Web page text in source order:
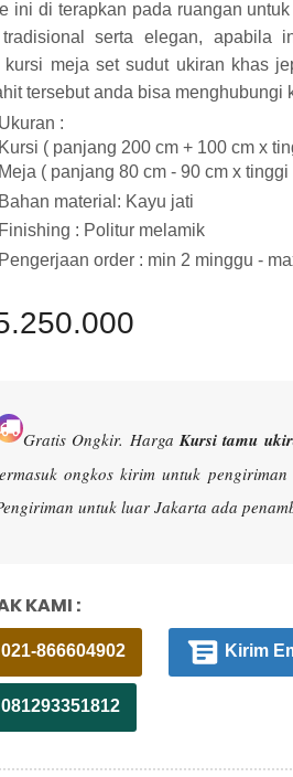
ini di terapkan pada ruangan
tradisional serta elegan, apabila
kursi meja set sudut ukiran khas
tersebut anda bisa menghubungi
Ukuran :
Kursi ( panjang 200 cm + 100 cm x
Meja ( panjang 80 cm - 90 cm x
Bahan material: Kayu jati
Finishing : Politur melamik
Pengerjaan order : min 2 minggu -
Gratis Ongkir. HargaKursi tamu
ongkos kirim untuk
untuk luar Jakarta ada
KAMI :
021-866604902 Kirim
081293351812